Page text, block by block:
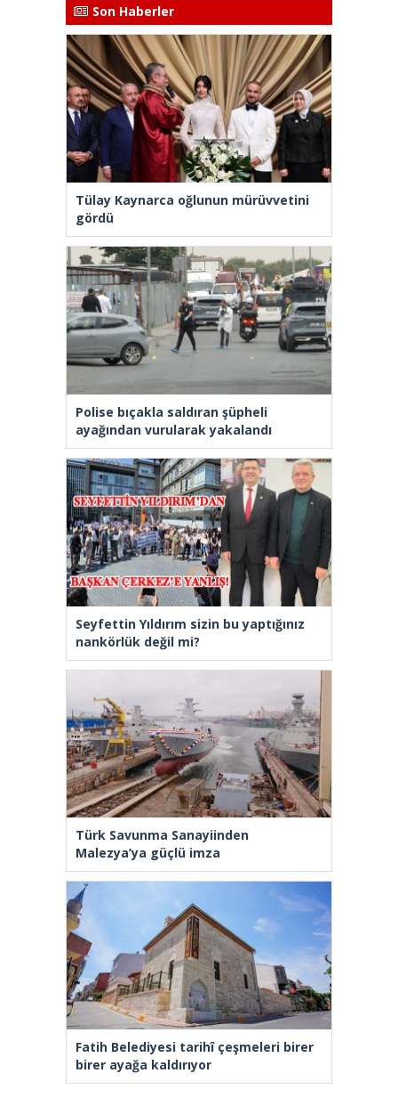
Son Haberler
Tülay Kaynarca oğlunun mürüvvetini
gördü
Polise bıçakla saldıran şüpheli
ayağından vurularak yakalandı
Seyfettin Yıldırım sizin bu yaptığınız
nankörlük değil mi?
Türk Savunma Sanayiinden
Malezya’ya güçlü imza
Fatih Belediyesi tarihî çeşmeleri birer
birer ayağa kaldırıyor